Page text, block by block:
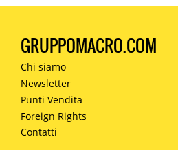
GRUPPOMACRO.COM
Chi siamo
Newsletter
Punti Vendita
Foreign Rights
Contatti